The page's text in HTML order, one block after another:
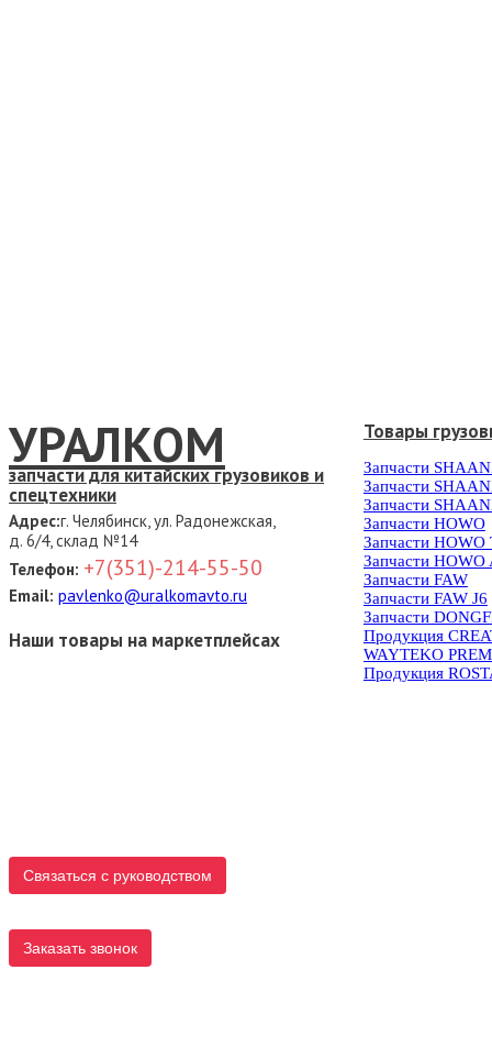
УРАЛКОМ
запчасти для китайских грузовиков и
спецтехники
Адрес:г. Челябинск, ул. Радонежская,
д. 6/4, склад №14
Телефон: +7(351)-214-55-50
Email: pavlenko@uralkomavto.ru
Наши товары на маркетплейсах
Связаться с руководством
Заказать звонок
Товары
Запчасти
Запчасти
Запчасти
Запчасти HOWO
Запчасти HOWO
Запчасти HOWO
Запчасти FAW
Запчасти FAW J6
Запчасти
Продукция
WAYTEKO
Продукция